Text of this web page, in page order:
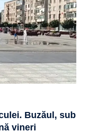
Buzăul, sub
vineri